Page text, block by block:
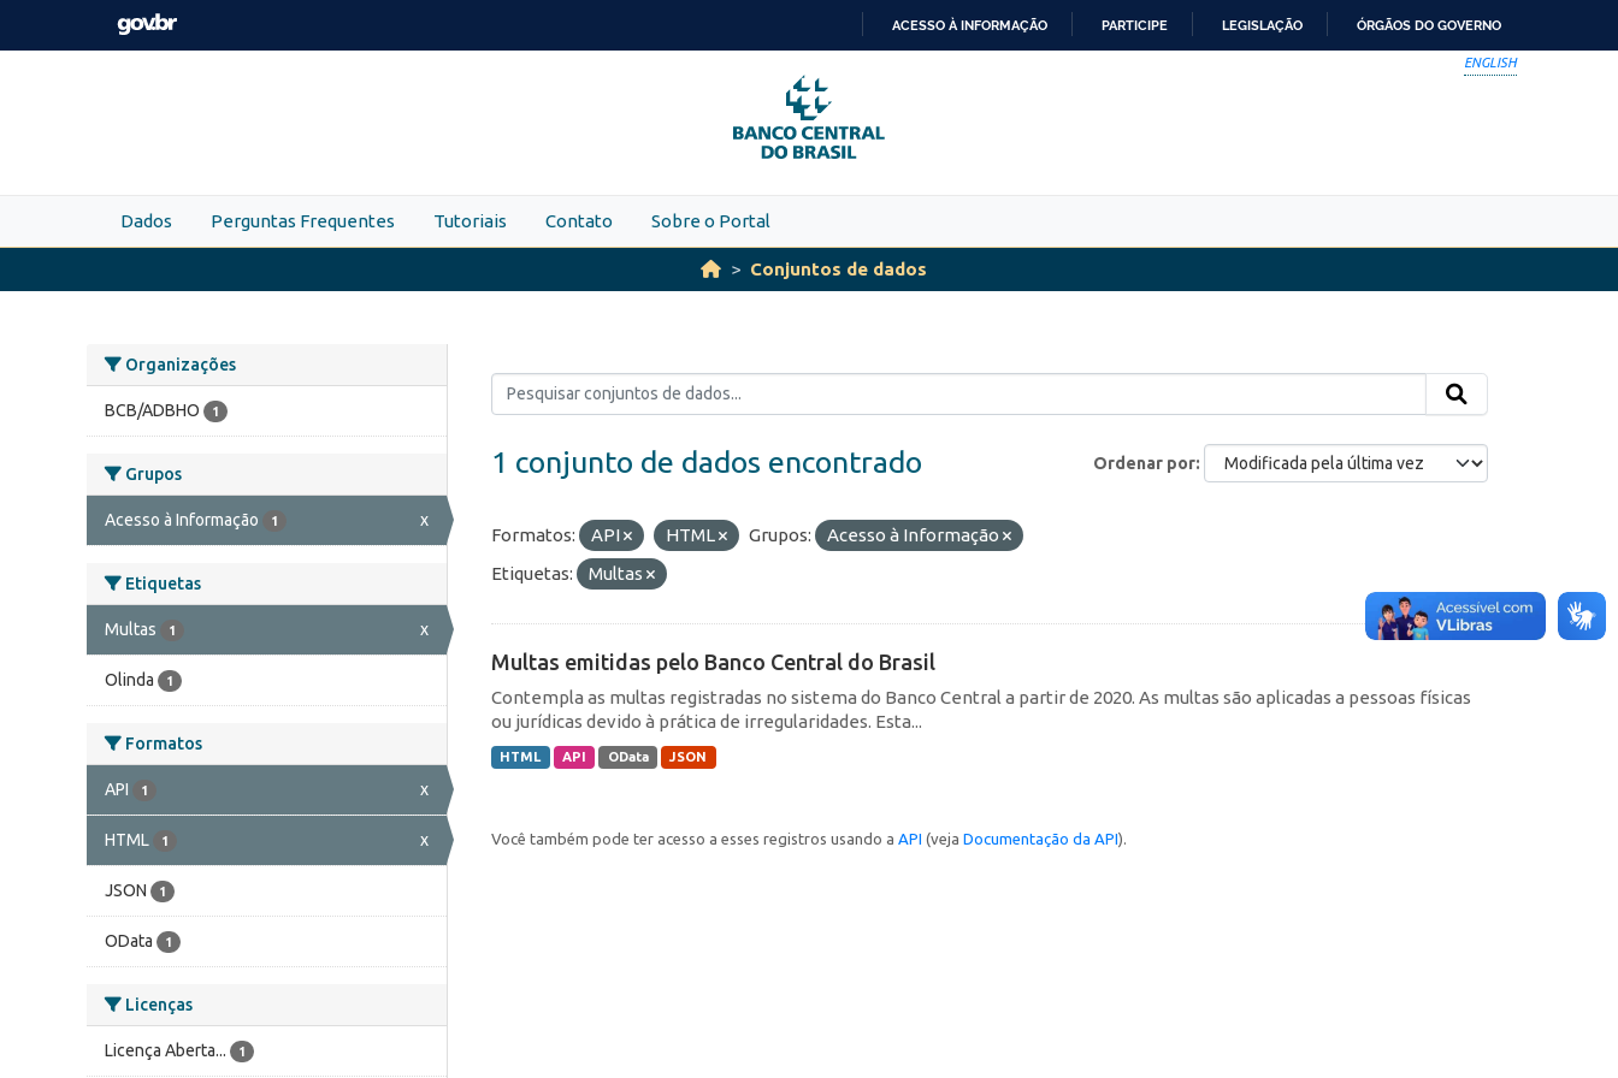
Skip to main content
PARA
O
CONTEÚDO
ACESSO À INFORMAÇÃO PARTICIPE LEGISLAÇÃO ÓRGÃOS DO GOVERNO
ENGLISH
Dados Perguntas Frequentes Tutoriais Contato Sobre o Portal
Conjuntos de dados
Organizações
BCB/ADBHO 1
Grupos
Acesso à Informação 1 x
Etiquetas
Multas 1 x
Olinda 1
Formatos
API 1 x
HTML 1 x
JSON 1
OData 1
Licenças
Licença Aberta... 1
Ordenar por
1 conjunto de dados encontrado
Formatos: API HTML Grupos:
Acesso à Informação
Etiquetas:
Multas
Multas emitidas pelo Banco Central do Brasil
Contempla as multas registradas no sistema do Banco Central a partir de 2020. As multas são aplicadas a pessoas físicas
ou jurídicas devido à prática de irregularidades. Esta...
HTML API OData JSON
Você também pode ter acesso a esses registros usando a API (veja Documentação da API).